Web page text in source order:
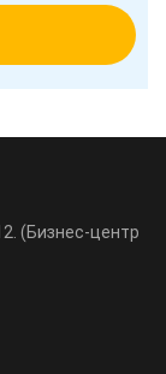
(Бизнес-центр